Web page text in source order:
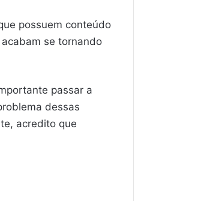
possuem conteúdo
se tornando
passar a
dessas
acredito que